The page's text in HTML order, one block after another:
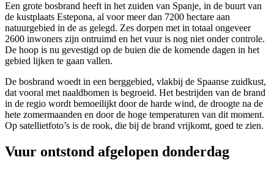
Een grote bosbrand heeft in het zuiden van Spanje, in de buurt van
de kustplaats Estepona, al voor meer dan 7200 hectare aan
natuurgebied in de as gelegd. Zes dorpen met in totaal ongeveer
2600 inwoners zijn ontruimd en het vuur is nog niet onder controle.
De hoop is nu gevestigd op de buien die de komende dagen in het
gebied lijken te gaan vallen.
De bosbrand woedt in een berggebied, vlakbij de Spaanse zuidkust,
dat vooral met naaldbomen is begroeid. Het bestrijden van de brand
in de regio wordt bemoeilijkt door de harde wind, de droogte na de
hete zomermaanden en door de hoge temperaturen van dit moment.
Op satellietfoto’s is de rook, die bij de brand vrijkomt, goed te zien.
Vuur ontstond afgelopen donderdag